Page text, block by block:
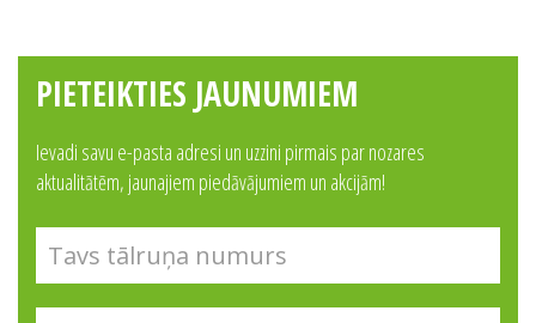
PIETEIKTIES JAUNUMIEM
Ievadi savu e-pasta adresi un uzzini pirmais par nozares
aktualitātēm, jaunajiem piedāvājumiem un akcijām!